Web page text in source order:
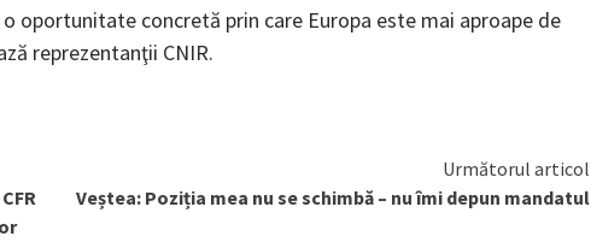
oportunitate concretă prin care Europa este mai aproape de
reprezentanţii CNIR.
Următorul articol
Veștea: Poziția mea nu se schimbă – nu îmi depun mandatul